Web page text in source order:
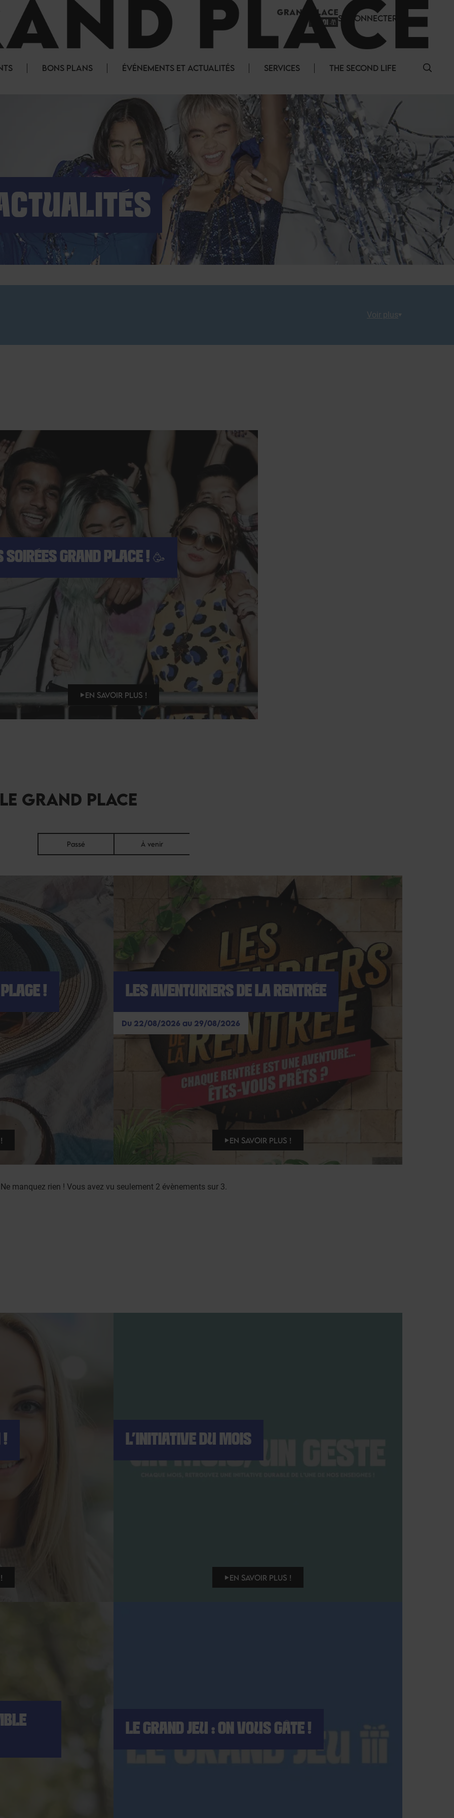
SE CONNECTER
BONS PLANS ÉVÉNEMENTS ET ACTUALITÉS SERVICES THE SECOND LIFE
Voir plus
SOIRÉES GRAND PLACE ! 🥳
EN SAVOIR PLUS !
GRAND PLACE
Passé À venir
! LES AVENTURIERS DE LA RENTRÉE
Du 22/08/2026 au 29/08/2026
EN SAVOIR PLUS !
Ne manquez rien ! Vous avez vu seulement 2 évènements sur 3.
! L’INITIATIVE DU MOIS
EN SAVOIR PLUS !
LE GRAND JEU : ON VOUS GÂTE !